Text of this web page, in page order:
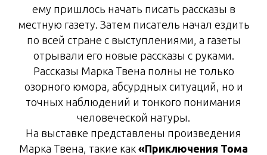
ему пришлось начать писать рассказы в
местную газету. Затем писатель начал ездить
по всей стране с выступлениями, а газеты
отрывали его новые рассказы с руками.
Рассказы Марка Твена полны не только
озорного юмора, абсурдных ситуаций, но и
точных наблюдений и тонкого понимания
человеческой натуры.
На выставке представлены произведения
Марка Твена, такие как «Приключения Тома